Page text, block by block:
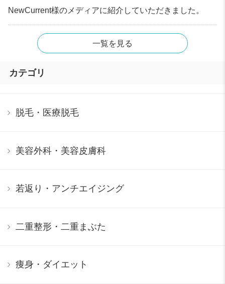
NewCurrent様のメディアに紹介していただきました。
一覧を見る
カテゴリ
脱毛・医療脱毛
美容外科・美容皮膚科
若返り・アンチエイジング
二重整形・二重まぶた
痩身・ダイエット